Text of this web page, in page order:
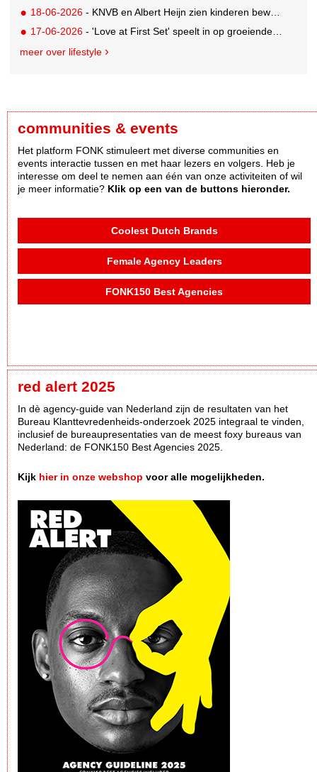
18-06-2026 - KNVB en Albert Heijn zien kinderen bewuster eten en meer bewegen
17-06-2026 - 'Love at First Set' speelt in op groeiende gym crush-trend
meer over lifestyle
communities & events
Het platform FONK stimuleert met diverse communities en
events interactie tussen en met haar lezers en volgers. Heb je
interesse om deel te nemen aan één van onze activiteiten of wil
je meer informatie? Klik op een van de buttons hieronder.
Coolest Dutch Brands
Female Agency Leaders
FONK150 Best Agencies
red alert 2025
In dè agency-guide van Nederland zijn de resultaten van het
Bureau Klanttevredenheids-onderzoek 2025 integraal te vinden,
inclusief de bureaupresentaties van de meest foxy bureaus van
Nederland: de FONK150 Best Agencies 2025.
Kijk hier in onze webshop voor alle mogelijkheden.